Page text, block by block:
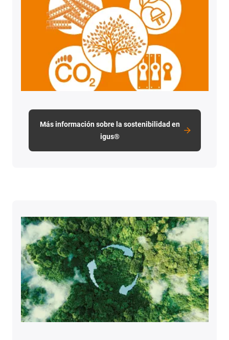
Más información sobre la sostenibilidad en
igus®